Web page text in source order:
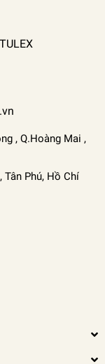
, Q.Hoàng Mai ,
Tân Phú, Hồ Chí